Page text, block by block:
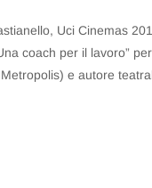
Uci Cinemas
coach per il lavoro”
e autore